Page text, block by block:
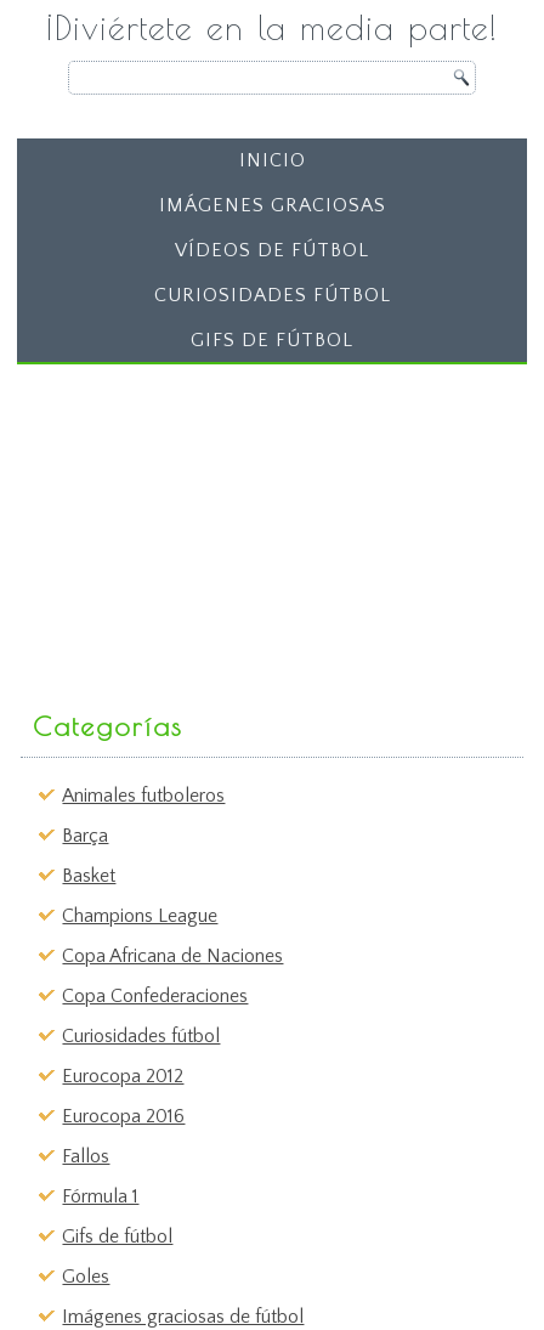
¡Diviértete en la media parte!
INICIO
IMÁGENES GRACIOSAS
VÍDEOS DE FÚTBOL
CURIOSIDADES FÚTBOL
GIFS DE FÚTBOL
Categorías
Animales futboleros
Barça
Basket
Champions League
Copa Africana de Naciones
Copa Confederaciones
Curiosidades fútbol
Eurocopa 2012
Eurocopa 2016
Fallos
Fórmula 1
Gifs de fútbol
Goles
Imágenes graciosas de fútbol